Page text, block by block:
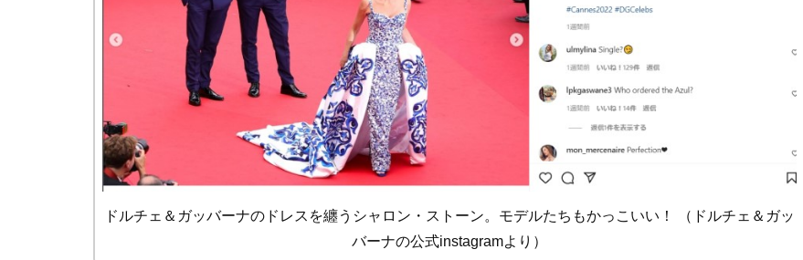
ドルチェ＆ガッバーナのドレスを纏うシャロン・ストーン。モデルたちもかっこいい！ （ドルチェ＆ガッ
バーナの公式instagramより）